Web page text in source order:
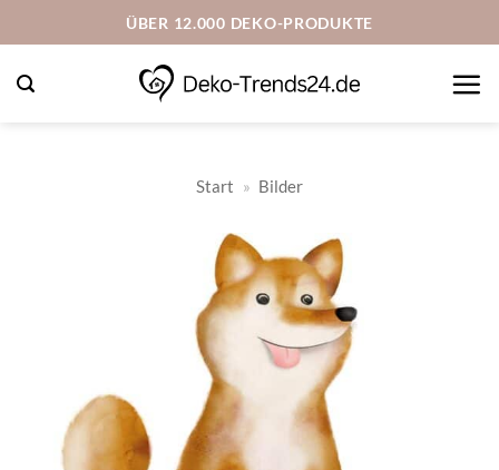
Inhalt
springen
ÜBER 12.000 DEKO-PRODUKTE
Start » Bilder